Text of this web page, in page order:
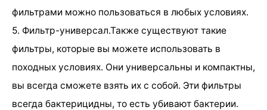
фильтрами можно пользоваться в любых условиях.
5. Фильтр-универсал.Также существуют такие
фильтры, которые вы можете использовать в
походных условиях. Они универсальны и компактны,
вы всегда сможете взять их с собой. Эти фильтры
всегда бактерицидны, то есть убивают бактерии.